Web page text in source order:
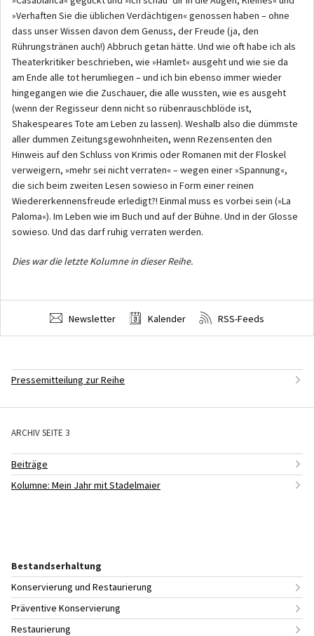
»Verhaften Sie die üblichen Verdächtigen« genossen haben – ohne
dass unser Wissen davon dem Genuss, der Freude (ja, den
Rührungstränen auch!) Abbruch getan hätte. Und wie oft habe ich als
Theaterkritiker beschrieben, wie »Hamlet« ausgeht und wie sie da
am Ende alle tot herumliegen – und ich bin ebenso immer wieder
hingegangen wie die Zuschauer, die alle wussten, wie es ausgeht
(wenn der Regisseur denn nicht so rübenrauschblöde ist,
Shakespeares Tote am Leben zu lassen). Weshalb also die dümmste
aller dummen Zeitungsgewohnheiten, wenn Rezensenten den
Hinweis auf den Schluss von Krimis oder Romanen mit der Floskel
verweigern, »mehr sei nicht verraten« – wegen einer »Spannung«,
die sich beim zweiten Lesen sowieso in Form einer reinen
Wiedererkennensfreude erledigt?! Einmal muss es vorbei sein (»La
Paloma«). Im Leben wie im Buch und auf der Bühne. Und in der Glosse
sowieso. Und das darf ruhig verraten werden.
Dies war die letzte Kolumne in dieser Reihe.
Newsletter Kalender RSS-Feeds
Pressemitteilung zur Reihe
ARCHIV SEITE 3
Beiträge
Kolumne: Mein Jahr mit Stadelmaier
Bestandserhaltung
Konservierung und Restaurierung
Präventive Konservierung
Restaurierung